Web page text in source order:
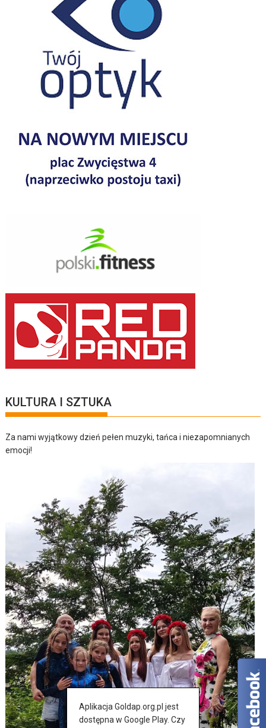
KULTURA I SZTUKA
Za nami wyjątkowy dzień pełen muzyki, tańca i niezapomnianych
emocji!
Aplikacja Goldap.org.pl jest
dostępna w Google Play. Czy